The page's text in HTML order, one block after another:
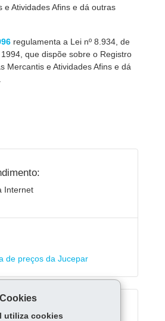
e Atividades Afins e dá outras
regulamenta a Lei nº 8.934, de
que dispõe sobre o Registro
Mercantis e Atividades Afins e dá
Internet
de preços da Jucepar
utiliza cookies